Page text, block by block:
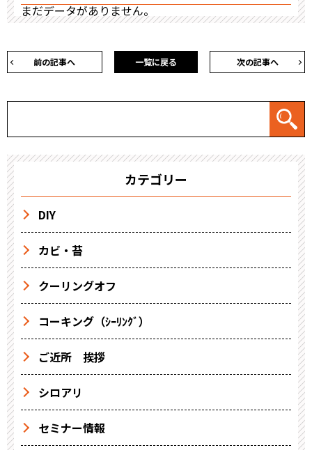
まだデータがありません。
前の記事へ 次の記事へ
一覧に戻る
カテゴリー
DIY
カビ・苔
クーリングオフ
コーキング（ｼｰﾘﾝｸﾞ）
ご近所 挨拶
シロアリ
セミナー情報